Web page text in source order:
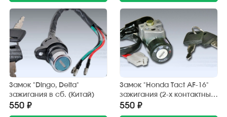
Замок "Dingo, Delta"
зажигания в сб. (Китай)
550 ₽
Замок "Honda Tact AF-16"
зажигания (2-х контактный)
TMMP
550 ₽